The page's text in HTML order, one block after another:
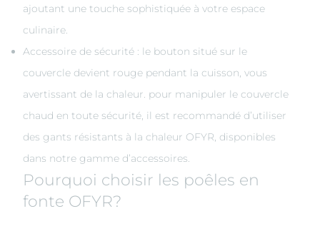
ajoutant une touche sophistiquée à votre espace
culinaire.
Accessoire de sécurité : le bouton situé sur le
couvercle devient rouge pendant la cuisson, vous
avertissant de la chaleur. pour manipuler le couvercle
chaud en toute sécurité, il est recommandé d’utiliser
des gants résistants à la chaleur OFYR, disponibles
dans notre gamme d’accessoires.
Pourquoi choisir les poêles en
fonte OFYR?